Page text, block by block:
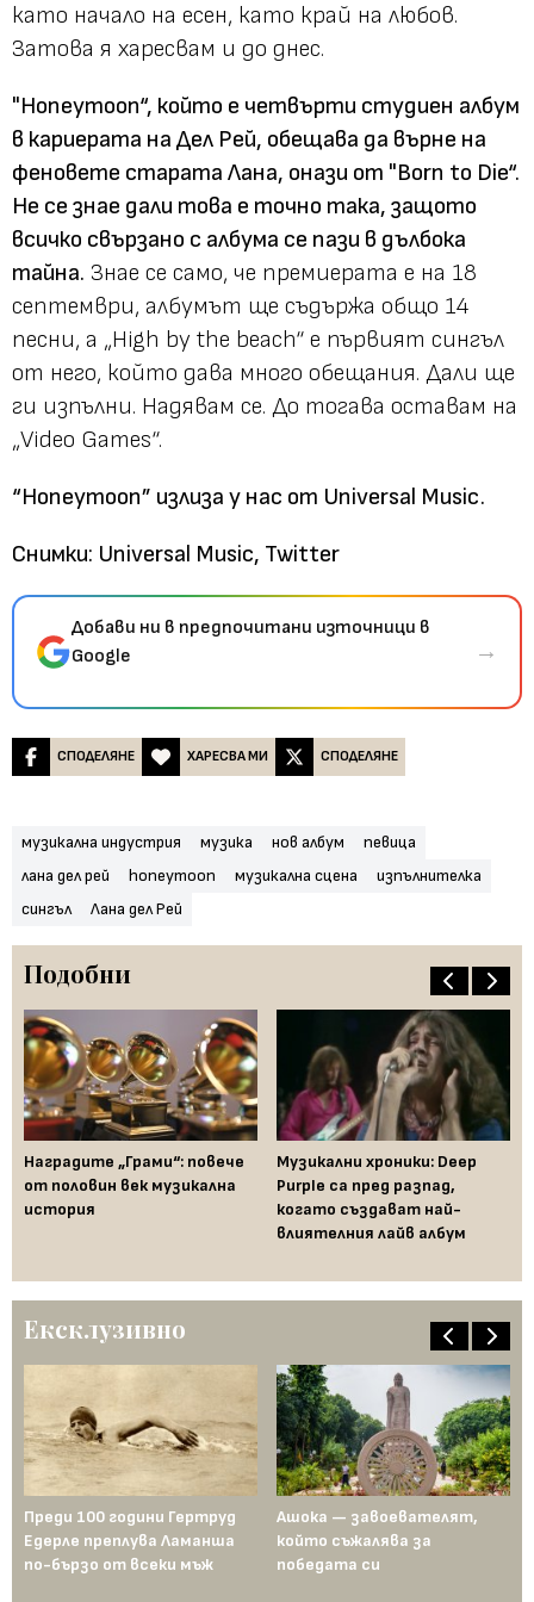
като начало на есен, като край на любов.
Затова я харесвам и до днес.
"Honeymoon“, който е четвърти студиен албум
в кариерата на Дел Рей, обещава да върне на
феновете старата Лана, онази от "Born to Die“.
Не се знае дали това е точно така, защото
всичко свързано с албума се пази в дълбока
тайна. Знае се само, че премиерата е на 18
септември, албумът ще съдържа общо 14
песни, а „High by the beach“ е първият сингъл
от него, който дава много обещания. Дали ще
ги изпълни. Надявам се. До тогава оставам на
„Video Games“.
“Honeymoon” излиза у нас от Universal Music.
Снимки: Universal Music, Twitter
Добави ни в предпочитани източници в
Google
→
СПОДЕЛЯНЕ ХАРЕСВА МИ СПОДЕЛЯНЕ
музикална индустрия музика нов албум
певица
лана дел рей
honeymoon музикална сцена
изпълнителка
сингъл
Лана дел Рей
Подобни
Наградите „Грами“: повече
от половин век музикална
история
Музикални хроники: Deep
Purple са пред разпад,
когато създават най-
влиятелния лайв албум
Ексклузивно
Преди 100 години Гертруд
Едерле преплува Ламанша
по-бързо от всеки мъж
Ашока — завоевателят,
който съжалява за
победата си